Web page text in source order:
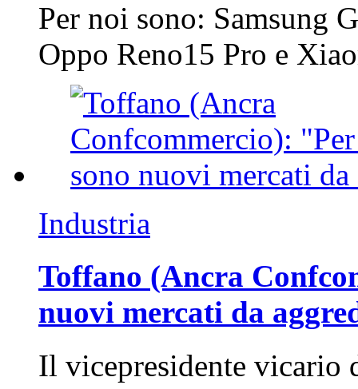
Per noi sono: Samsung
Oppo Reno15 Pro e
Industria
Toffano (Ancra
nuovi mercati da
Il vicepresidente vicario